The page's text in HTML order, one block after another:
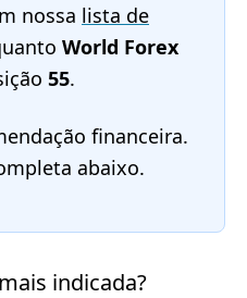
nossa lista de
World Forex
55.
financeira.
abaixo.
indicada?